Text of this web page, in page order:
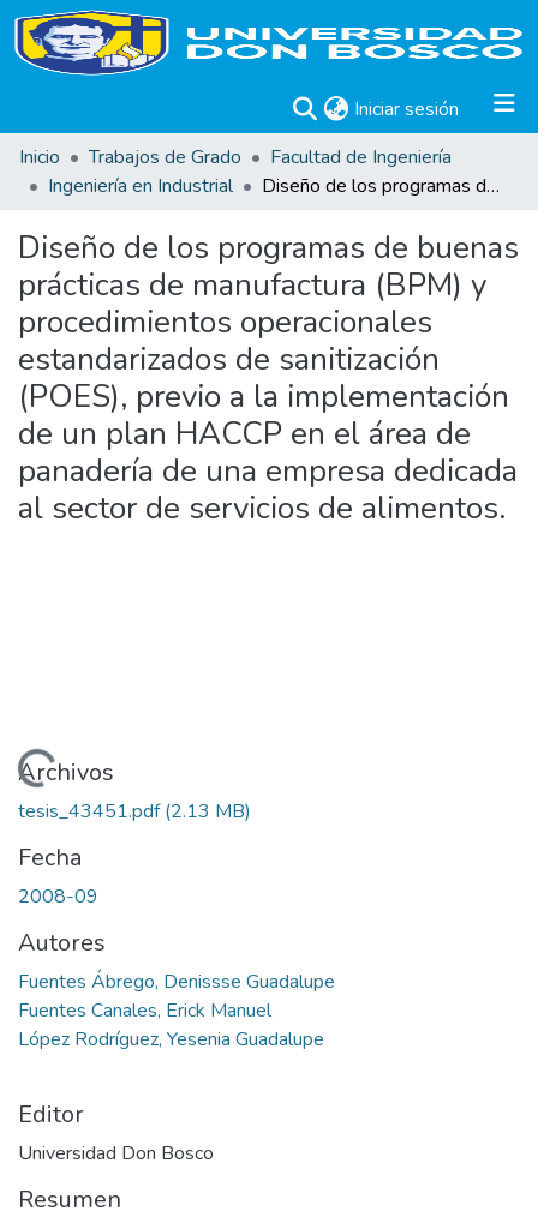
Iniciar sesión (current)
Inicio
Trabajos de Grado
Facultad de Ingeniería
Ingeniería en Industrial
Diseño de los programas de buenas prácticas de manufactura (BPM) y procedimientos operacionales estandarizados de sanitización (POES), previo a la implementación de un plan HACCP en el área de panadería de una empresa dedicada al sector de servicios de alimentos.
Diseño de los programas de buenas
prácticas de manufactura (BPM) y
procedimientos operacionales
estandarizados de sanitización
(POES), previo a la implementación
de un plan HACCP en el área de
panadería de una empresa dedicada
al sector de servicios de alimentos.
Archivos
tesis_43451.pdf(2.13 MB)
Fecha
2008-09
Autores
Fuentes Ábrego, Denissse Guadalupe
Fuentes Canales, Erick Manuel
López Rodríguez, Yesenia Guadalupe
Editor
Universidad Don Bosco
Resumen